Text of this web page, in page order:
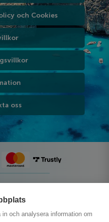
och analysera information om
och Cookies
oss